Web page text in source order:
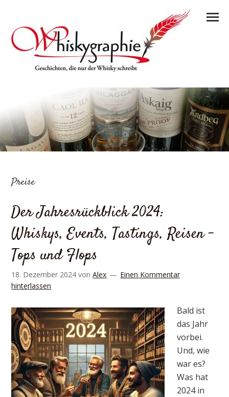
Preise
Der Jahresrückblick 2024:
Whiskys, Events, Tastings, Reisen –
Tops und Flops
18. Dezember 2024 vonAlex
Einen Kommentar
hinterlassen
Bald ist
das Jahr
vorbei.
Und, wie
war es?
Was hat
2024 in